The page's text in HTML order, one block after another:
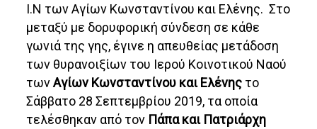
Ι.Ν των Αγίων Κωνσταντίνου και Ελένης. Στο
μεταξύ με δορυφορική σύνδεση σε κάθε
γωνιά της γης, έγινε η απευθείας μετάδοση
των θυρανοιξίων του Ιερού Κοινοτικού Ναού
τωνΑγίων Κωνσταντίνου και Ελένης το
Σάββατο 28 Σεπτεμβρίου 2019, τα οποία
τελέσθηκαν από τον Πάπα και Πατριάρχη